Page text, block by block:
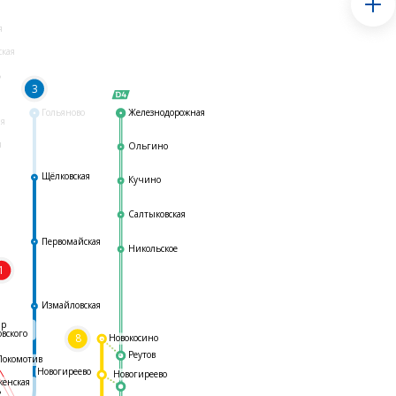
Гольяново
3
8
Железнодорожная
Ольгино
Кучино
Салтыковская
Никольское
Реутов
Измайловская
Первомайская
Щёлковская
Новогиреево
Новогиреево
Новокосино